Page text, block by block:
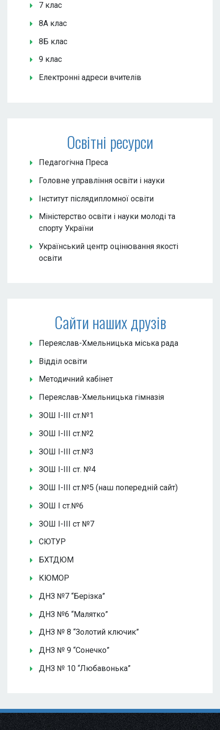
7 клас
8А клас
8Б клас
9 клас
Електронні адреси вчителів
Освітні ресурси
Педагогічна Преса
Головне управління освіти і науки
Інститут післядипломної освіти
Міністерство освіти і науки молоді та
спорту України
Український центр оцінювання якості
освіти
Сайти наших друзів
Переяслав-Хмельницька міська рада
Відділ освіти
Методичний кабінет
Переяслав-Хмельницька гімназія
ЗОШ І-ІІІ ст.№1
ЗОШ І-ІІІ ст.№2
ЗОШ І-ІІІ ст.№3
ЗОШ І-ІІІ ст. №4
ЗОШ І-ІІІ ст.№5 (наш попередній сайт)
ЗОШ І ст.№6
ЗОШ І-ІІІ ст №7
СЮТУР
БХТДЮМ
КЮМОР
ДНЗ №7 “Берізка”
ДНЗ №6 “Малятко”
ДНЗ № 8 “Золотий ключик”
ДНЗ № 9 “Сонечко”
ДНЗ № 10 “Любавонька”